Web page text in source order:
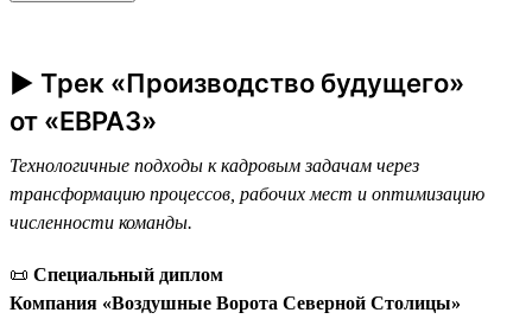
► Трек «Производство будущего»
от «ЕВРАЗ»
Технологичные подходы к кадровым задачам через
трансформацию процессов, рабочих мест и оптимизацию
численности команды.
📜 Специальный диплом
Компания «Воздушные Ворота Северной Столицы»